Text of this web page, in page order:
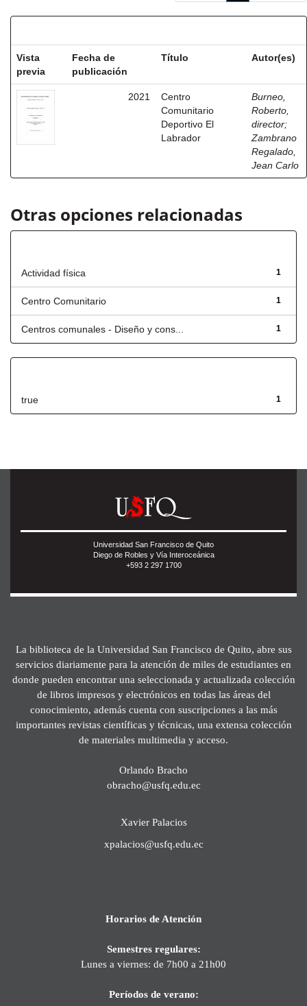
Vista
previa
Fecha de
publicación
Título Autor(es)
2021
Centro
Comunitario
Deportivo El
Labrador
Burneo,
Roberto,
director;
Zambrano
Regalado,
Jean Carlo
Otras opciones relacionadas
1
Actividad física
1
Centro Comunitario
1
Centros comunales - Diseño y cons...
1
true
Universidad San Francisco de Quito
Diego de Robles y Vía Interoceánica
+593 2 297 1700
La biblioteca de la Universidad San Francisco de Quito, abre sus
servicios diariamente para la atención de miles de estudiantes en
donde pueden encontrar una seleccionada y actualizada colección
de libros impresos y electrónicos en todas las áreas del
conocimiento, además cuenta con suscripciones a las más
importantes revistas científicas y técnicas, una extensa colección
de materiales multimedia y acceso.
Orlando Bracho
obracho@usfq.edu.ec
Xavier Palacios
xpalacios@usfq.edu.ec
Horarios de Atención
Semestres regulares:
Lunes a viernes: de 7h00 a 21h00
Períodos de verano: